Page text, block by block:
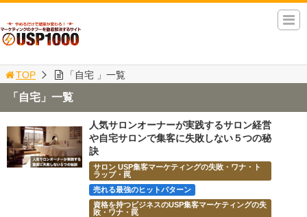
TOP 「自宅 」一覧
「自宅」一覧
人気サロンオーナーが実践するサロン経営
や自宅サロンで集客に失敗しない５つの秘
訣
サロン USP集客マーケティングの失敗・ワナ・ト
ラップ・罠
売れる最強のヒットパターン
資格を持つビジネスのUSP集客マーケティングの失
敗・ワナ・罠